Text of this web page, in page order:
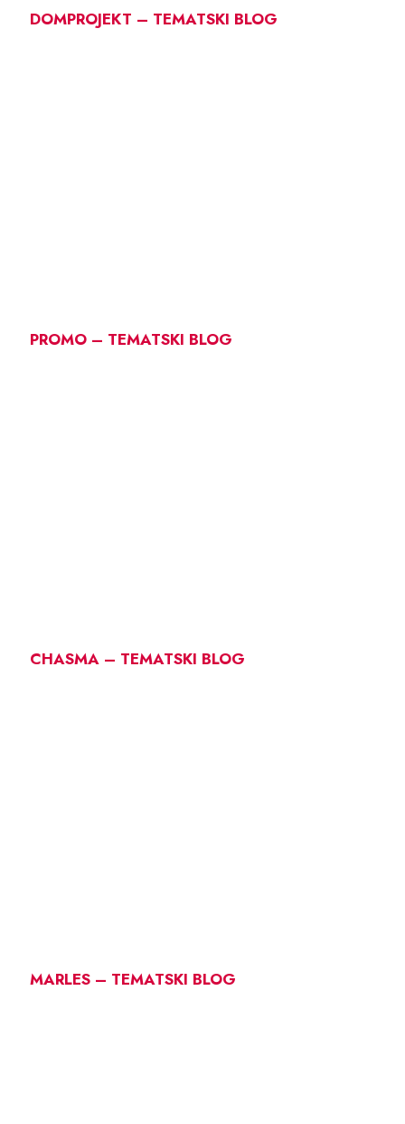
DOMPROJEKT – TEMATSKI BLOG
PROMO – TEMATSKI BLOG
CHASMA – TEMATSKI BLOG
MARLES – TEMATSKI BLOG